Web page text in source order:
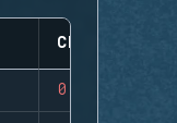
CLUTCHES
0